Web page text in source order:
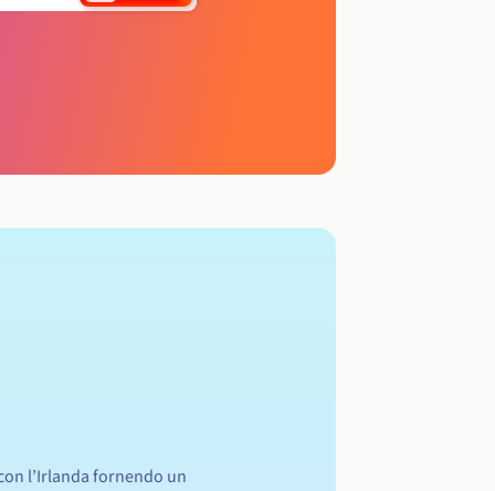
l’Irlanda fornendo un